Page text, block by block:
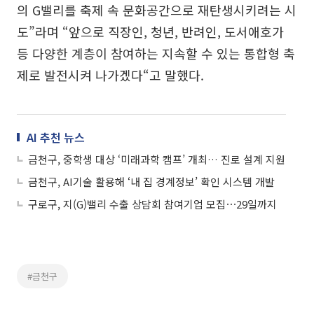
의 G밸리를 축제 속 문화공간으로 재탄생시키려는 시
도”라며 “앞으로 직장인, 청년, 반려인, 도서애호가
등 다양한 계층이 참여하는 지속할 수 있는 통합형 축
제로 발전시켜 나가겠다“고 말했다.
AI 추천 뉴스
금천구, 중학생 대상 ‘미래과학 캠프’ 개최… 진로 설계 지원
금천구, AI기술 활용해 ‘내 집 경계정보’ 확인 시스템 개발
구로구, 지(G)밸리 수출 상담회 참여기업 모집⋯29일까지
#금천구